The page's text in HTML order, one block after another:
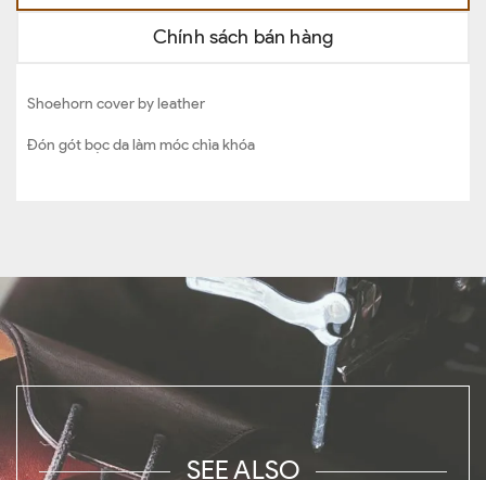
Chính sách bán hàng
Shoehorn cover by leather
Đón gót bọc da làm móc chìa khóa
SEE ALSO